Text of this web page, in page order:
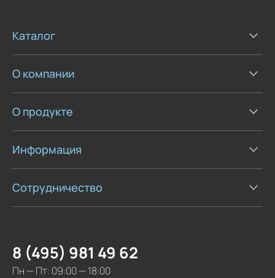
Каталог
О компании
О продукте
Информация
Сотрудничество
8 (495) 981 49 62
Пн — Пт: 09:00 — 18:00